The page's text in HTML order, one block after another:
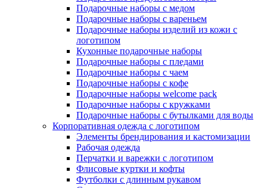
Подарочные наборы с медом
Подарочные наборы с вареньем
Подарочные наборы изделий из кожи с
логотипом
Кухонные подарочные наборы
Подарочные наборы с пледами
Подарочные наборы с чаем
Подарочные наборы с кофе
Подарочные наборы welcome pack
Подарочные наборы с кружками
Подарочные наборы с бутылками для воды
Корпоративная одежда с логотипом
Элементы брендирования и кастомизации
Рабочая одежда
Перчатки и варежки с логотипом
Флисовые куртки и кофты
Футболки с длинным рукавом